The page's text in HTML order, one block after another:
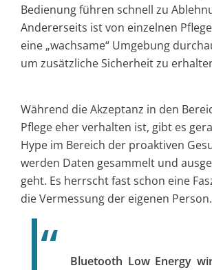
Bedienung führen schnell zu
Andererseits ist von einzelnen
eine „wachsame“ Umgebung
um zusätzliche Sicherheit zu
Während die Akzeptanz in den
Pflege eher verhalten ist, gibt es
Hype im Bereich der proaktiven
werden Daten gesammelt und
geht. Es herrscht fast schon eine
die Vermessung der eigenen Person.
Bluetooth Low Energy